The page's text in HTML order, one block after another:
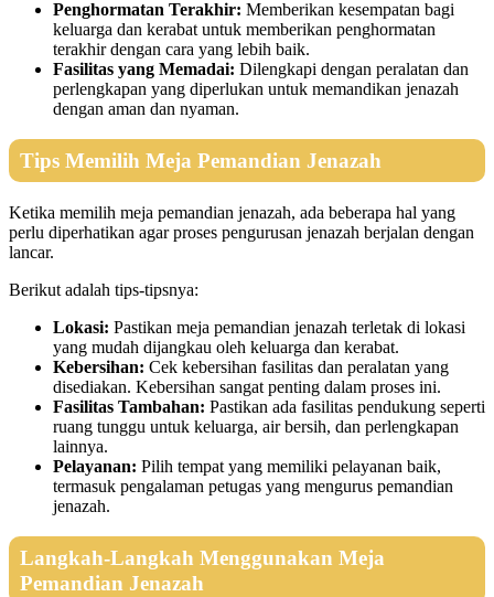
Penghormatan Terakhir: Memberikan kesempatan bagi
keluarga dan kerabat untuk memberikan penghormatan
terakhir dengan cara yang lebih baik.
Fasilitas yang Memadai: Dilengkapi dengan peralatan dan
perlengkapan yang diperlukan untuk memandikan jenazah
dengan aman dan nyaman.
Tips Memilih Meja Pemandian Jenazah
Ketika memilih meja pemandian jenazah, ada beberapa hal yang
perlu diperhatikan agar proses pengurusan jenazah berjalan dengan
lancar.
Berikut adalah tips-tipsnya:
Lokasi: Pastikan meja pemandian jenazah terletak di lokasi
yang mudah dijangkau oleh keluarga dan kerabat.
Kebersihan: Cek kebersihan fasilitas dan peralatan yang
disediakan. Kebersihan sangat penting dalam proses ini.
Fasilitas Tambahan: Pastikan ada fasilitas pendukung seperti
ruang tunggu untuk keluarga, air bersih, dan perlengkapan
lainnya.
Pelayanan: Pilih tempat yang memiliki pelayanan baik,
termasuk pengalaman petugas yang mengurus pemandian
jenazah.
Langkah-Langkah Menggunakan Meja
Pemandian Jenazah